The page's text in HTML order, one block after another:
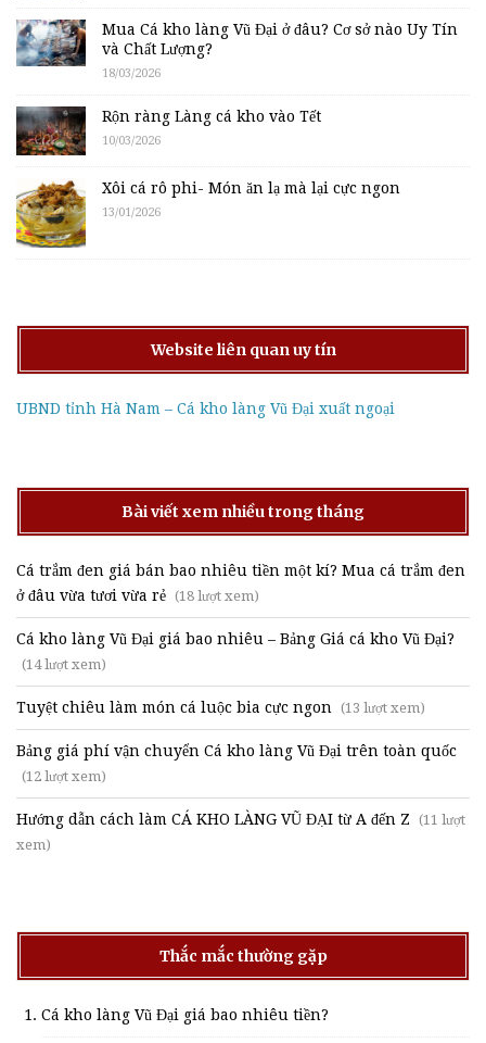
Mua Cá kho làng Vũ Đại ở đâu? Cơ sở nào Uy Tín
và Chất Lượng?
18/03/2026
Rộn ràng Làng cá kho vào Tết
10/03/2026
Xôi cá rô phi- Món ăn lạ mà lại cực ngon
13/01/2026
Website liên quan uy tín
UBND tỉnh Hà Nam – Cá kho làng Vũ Đại xuất ngoại
Bài viết xem nhiều trong tháng
Cá trắm đen giá bán bao nhiêu tiền một kí? Mua cá trắm đen
ở đâu vừa tươi vừa rẻ (18 lượt xem)
Cá kho làng Vũ Đại giá bao nhiêu – Bảng Giá cá kho Vũ Đại?
(14 lượt xem)
Tuyệt chiêu làm món cá luộc bia cực ngon (13 lượt xem)
Bảng giá phí vận chuyển Cá kho làng Vũ Đại trên toàn quốc
(12 lượt xem)
Hướng dẫn cách làm CÁ KHO LÀNG VŨ ĐẠI từ A đến Z (11 lượt
xem)
Thắc mắc thường gặp
Cá kho làng Vũ Đại giá bao nhiêu tiền?